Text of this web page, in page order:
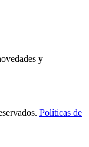
y
Políticas de